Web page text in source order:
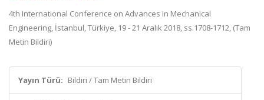
4th International Conference on Advances in Mechanical
Engineering, İstanbul, Türkiye, 19 - 21 Aralık 2018, ss.1708-1712, (Tam
Metin Bildiri)
Yayın Türü: Bildiri / Tam Metin Bildiri